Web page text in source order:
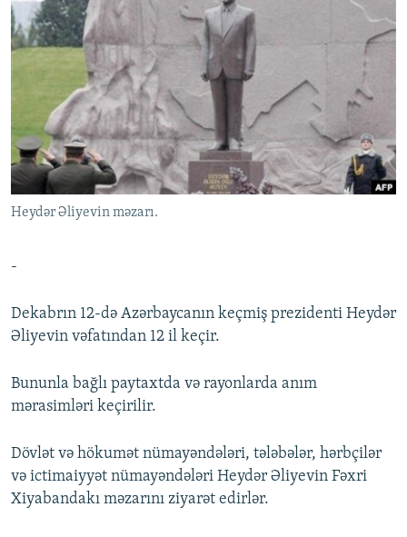
ARAŞDIRMA
MULTIMEDIA
FOTOQALEREYA
İNFOQRAFIKA
KARIKATURA
RADIO ARXIV
OXU ZALI
AZƏRBAYCAN ƏDƏBIYYATI KITABXANASI
İSLAM VƏ DEMOKRATIYA
İZ - MƏDƏNIYYƏT PROQRAMI
HAQQIMIZDA
MISSIYAMIZ
PEŞƏ ETIKASI VƏ JURNALISTIKA STANDARTLARIMIZ
MATERIALLARIMIZDAN ISTIFADƏ
XƏBƏR BÜLLETENLƏRIMIZ
BIZI IZLƏ
Heydər Əliyevin məzarı.
-
Dekabrın 12-də Azərbaycanın keçmiş prezidenti Heydər
Əliyevin vəfatından 12 il keçir.
Bununla bağlı paytaxtda və rayonlarda anım
mərasimləri keçirilir.
Dövlət və hökumət nümayəndələri, tələbələr, hərbçilər
və ictimaiyyət nümayəndələri Heydər Əliyevin Fəxri
Xiyabandakı məzarını ziyarət edirlər.